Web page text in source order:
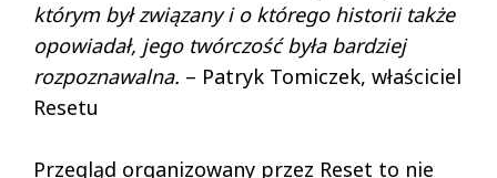
którym był związany i o którego historii także
opowiadał, jego twórczość była bardziej
rozpoznawalna. – Patryk Tomiczek, właściciel
Resetu
Przegląd organizowany przez Reset to nie